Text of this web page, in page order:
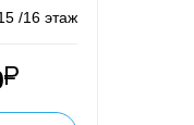
/16 этаж